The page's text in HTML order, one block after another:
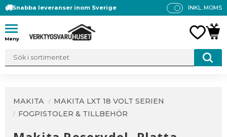
Meny
Snabba leveranser inom Sverige
P
INKL. MOMS
MAKITA
MAKITA LXT 18 VOLT SERIEN
FOGPISTOLER & TILLBEHÖR